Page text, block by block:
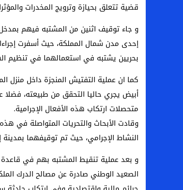
قضية تتعلق بحيازة وترويج المخدرات
و جاء توقيف اثنين من المشتبه فيهم
بحريين يشتبه في استعمالهما في تنظيم
كما ان عملية التفتيش المنجزة داخل
أبيض يجري حاليا التحقق من طبيعته، فضلا
متحصلات ارتكاب هذه الأفعال الإجرامية.
وقادت الأبحاث والتحريات المتواصلة في
النشاط الإجرامي، حيث تم توقيفهما
و بعد عملية تنقيط المشتبه بهم في
الصعيد الوطني صادرة عن مصالح الدرك